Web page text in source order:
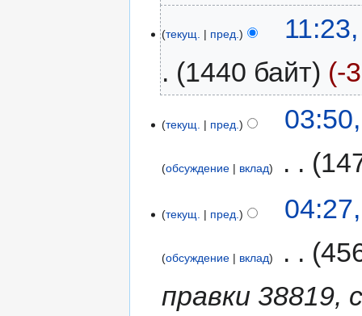
текущ. пред.
1440 байт
-
текущ. пред.
обсуждение вклад
текущ. пред.
обсуждение вклад
правки 38819,